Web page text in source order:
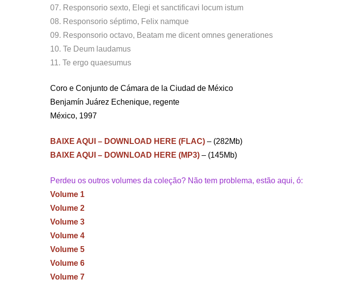
07. Responsorio sexto, Elegi et sanctificavi locum istum
08. Responsorio séptimo, Felix namque
09. Responsorio octavo, Beatam me dicent omnes generationes
10. Te Deum laudamus
11. Te ergo quaesumus
Coro e Conjunto de Cámara de la Ciudad de México
Benjamín Juárez Echenique, regente
México, 1997
BAIXE AQUI – DOWNLOAD HERE (FLAC) – (282Mb)
BAIXE AQUI – DOWNLOAD HERE (MP3) – (145Mb)
Perdeu os outros volumes da coleção? Não tem problema, estão aqui, ó:
Volume 1
Volume 2
Volume 3
Volume 4
Volume 5
Volume 6
Volume 7